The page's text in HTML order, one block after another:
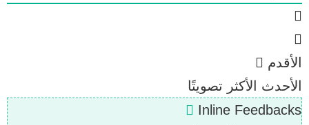
الأقدم
الأحدث
الأكثر تصويتًا
Inline Feedbacks